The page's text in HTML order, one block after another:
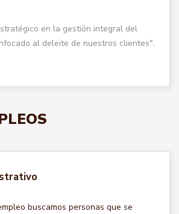
en la gestión integral del
al deleite de nuestros clientes".
buscamos personas que se